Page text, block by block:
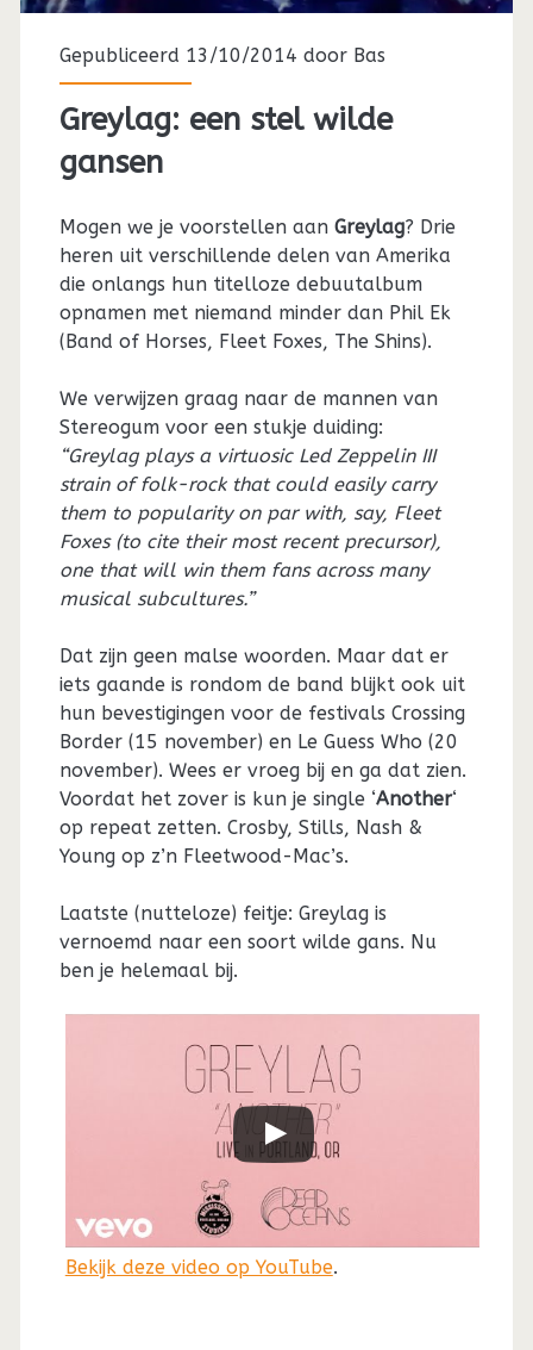
Gepubliceerd 13/10/2014 door Bas
Greylag: een stel wilde
gansen
Mogen we je voorstellen aan Greylag? Drie
heren uit verschillende delen van Amerika
die onlangs hun titelloze debuutalbum
opnamen met niemand minder dan Phil Ek
(Band of Horses, Fleet Foxes, The Shins).
We verwijzen graag naar de mannen van
Stereogum voor een stukje duiding:
“Greylag plays a virtuosic Led Zeppelin III
strain of folk-rock that could easily carry
them to popularity on par with, say, Fleet
Foxes (to cite their most recent precursor),
one that will win them fans across many
musical subcultures.”
Dat zijn geen malse woorden. Maar dat er
iets gaande is rondom de band blijkt ook uit
hun bevestigingen voor de festivals Crossing
Border (15 november) en Le Guess Who (20
november). Wees er vroeg bij en ga dat zien.
Voordat het zover is kun je single ‘Another‘
op repeat zetten. Crosby, Stills, Nash &
Young op z’n Fleetwood-Mac’s.
Laatste (nutteloze) feitje: Greylag is
vernoemd naar een soort wilde gans. Nu
ben je helemaal bij.
Bekijk deze video op YouTube.